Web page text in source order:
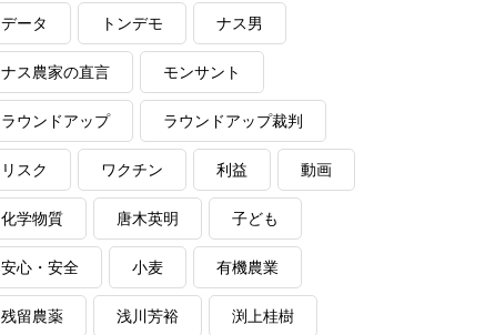
データ トンデモ ナス男
ナス農家の直言 モンサント
ラウンドアップ ラウンドアップ裁判
リスク ワクチン 利益 動画
化学物質 唐木英明 子ども
安心・安全 小麦 有機農業
残留農薬 浅川芳裕 渕上桂樹